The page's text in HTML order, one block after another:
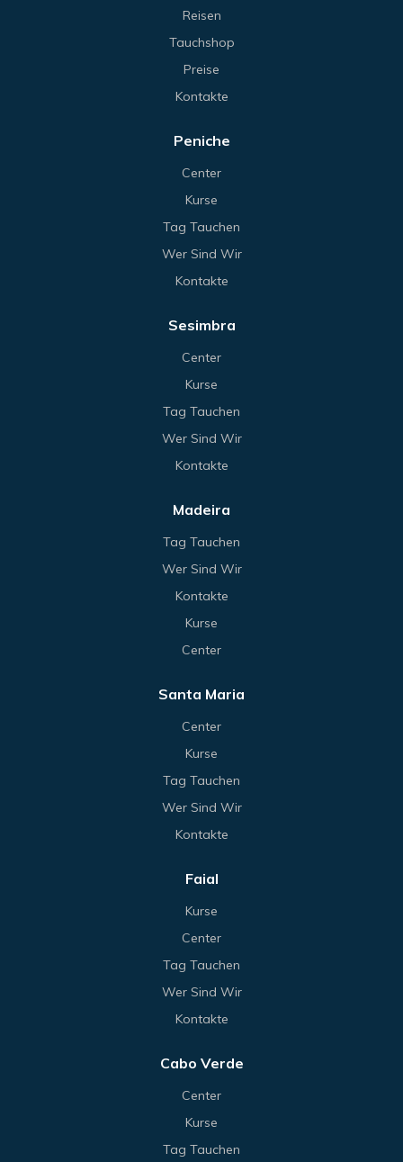
Reisen
Tauchshop
Preise
Kontakte
Peniche
Center
Kurse
Tag Tauchen
Wer Sind Wir
Kontakte
Sesimbra
Center
Kurse
Tag Tauchen
Wer Sind Wir
Kontakte
Madeira
Tag Tauchen
Wer Sind Wir
Kontakte
Kurse
Center
Santa Maria
Center
Kurse
Tag Tauchen
Wer Sind Wir
Kontakte
Faial
Kurse
Center
Tag Tauchen
Wer Sind Wir
Kontakte
Cabo Verde
Center
Kurse
Tag Tauchen